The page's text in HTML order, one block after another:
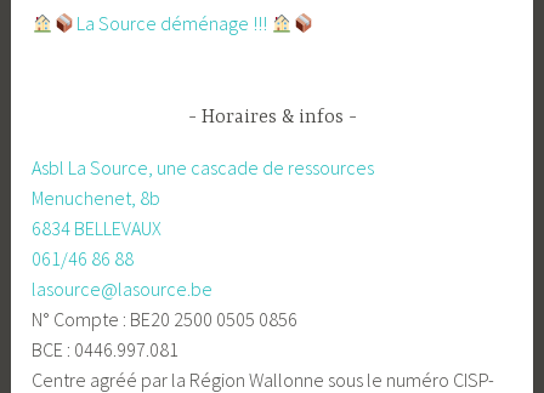
​La Source déménage !!!
Horaires & infos
Asbl La Source, une cascade de ressources
Menuchenet, 8b
6834 BELLEVAUX
061/46 86 88
lasource@lasource.be
N° Compte : BE20 2500 0505 0856
BCE : 0446.997.081
Centre agréé par la Région Wallonne sous le numéro CISP-